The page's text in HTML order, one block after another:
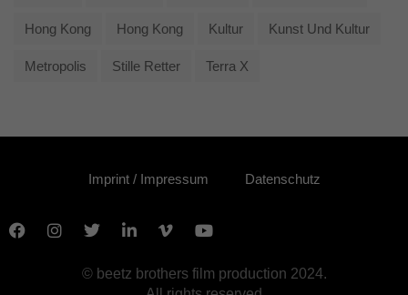
Hong Kong Hong Kong Kultur Kunst Und Kultur
Metropolis Stille Retter Terra X
Imprint / Impressum Datenschutz
© beetz brothers film production 2024.